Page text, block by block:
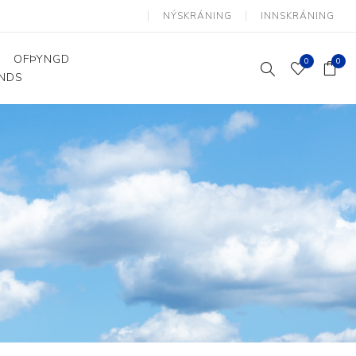
NÝSKRÁNING INNSKRÁNING
Hjálpartæki
Flutningshjálpartæki
Gönguhjálpartæki
Smáhjálpartæki
stólar
OFÞYNGD
0 0